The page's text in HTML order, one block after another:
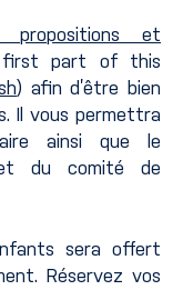
et
first part of this
) afin d’être bien
Il vous permettra
ainsi que le
du comité de
sera offert
Réservez vos